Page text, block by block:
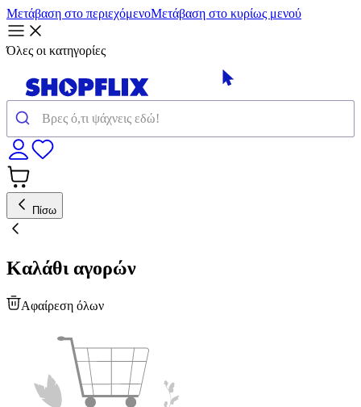
Μετάβαση στο περιεχόμενοΜετάβαση στο κυρίως μενού
Όλες οι κατηγορίες
Πίσω
Καλάθι αγορών
Αφαίρεση όλων